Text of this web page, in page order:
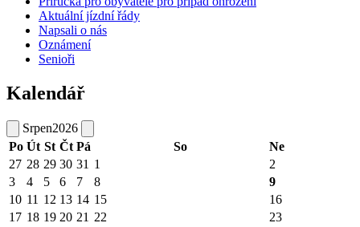
Aktuální jízdní řády
Napsali o nás
Oznámení
Senioři
Kalendář
Srpen2026
Po Út St Čt Pá So
Ne
27 28 29 30 31 1
2
3
4 5 6 7 8
9
10 11 12 13 14 15
16
17 18 19 20 21 22 23